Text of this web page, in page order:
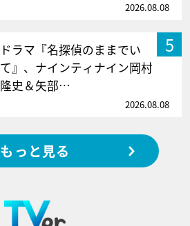
2026.08.08
5
ドラマ『名探偵のままでい
て』、ナインティナイン岡村
隆史＆矢部…
2026.08.08
もっと見る